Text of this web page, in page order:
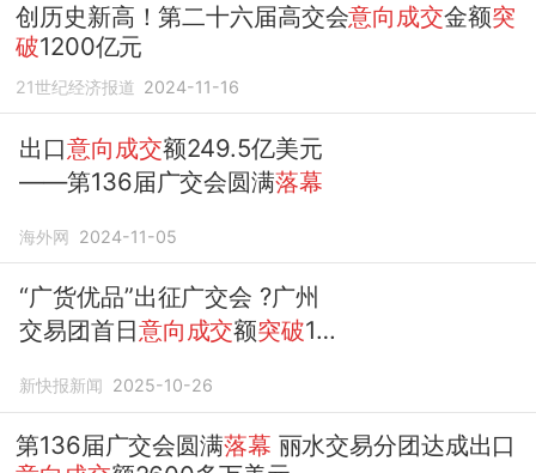
创历史新高！第二十六届高交会意向成交金额突
破1200亿元
21世纪经济报道 2024-11-16
出口意向成交额249.5亿美元
——第136届广交会圆满落幕
海外网 2024-11-05
“广货优品”出征广交会 ?广州
交易团首日意向成交额突破1亿
新快报新闻 2025-10-26
第136届广交会圆满落幕 丽水交易分团达成出口